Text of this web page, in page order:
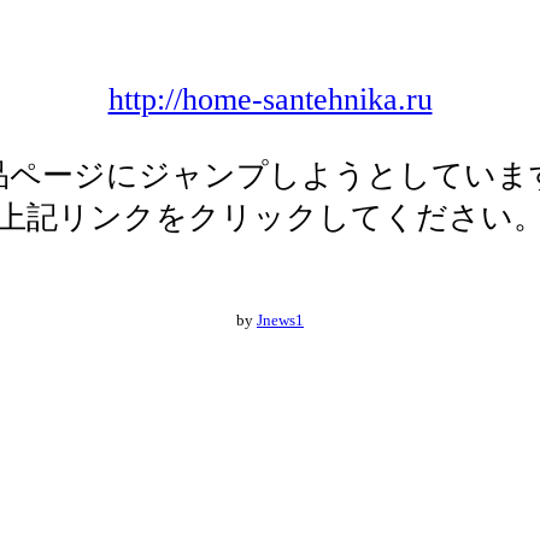
http://home-santehnika.ru
ページにジャンプしようとしていま
記リンクをクリックしてください
by Jnews1